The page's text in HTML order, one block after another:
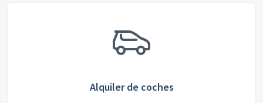
Alquiler de coches